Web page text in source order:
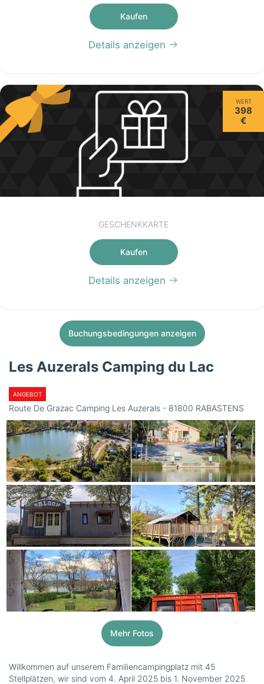
Kaufen
Details anzeigen
WERT
398
€
GESCHENKKARTE
Kaufen
Details anzeigen
Buchungsbedingungen anzeigen
Les Auzerals Camping du Lac
ANGEBOT
Route De Grazac Camping Les Auzerals - 81800 RABASTENS
Mehr Fotos
Willkommen auf unserem Familiencampingplatz mit 45
Stellplätzen, wir sind vom 4. April 2025 bis 1. November 2025